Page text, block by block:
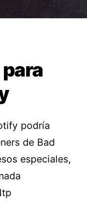
podría
de Bad
especiales,